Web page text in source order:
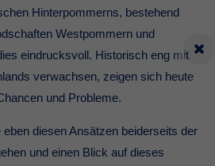
Hinterpommerns, bestehend
Westpommern und
eindrucksvoll. Historisch eng mit
verwachsen, zeigen sich heute
und Probleme.
diesen Ansätzen beiderseits der
und einen Blick auf dieses